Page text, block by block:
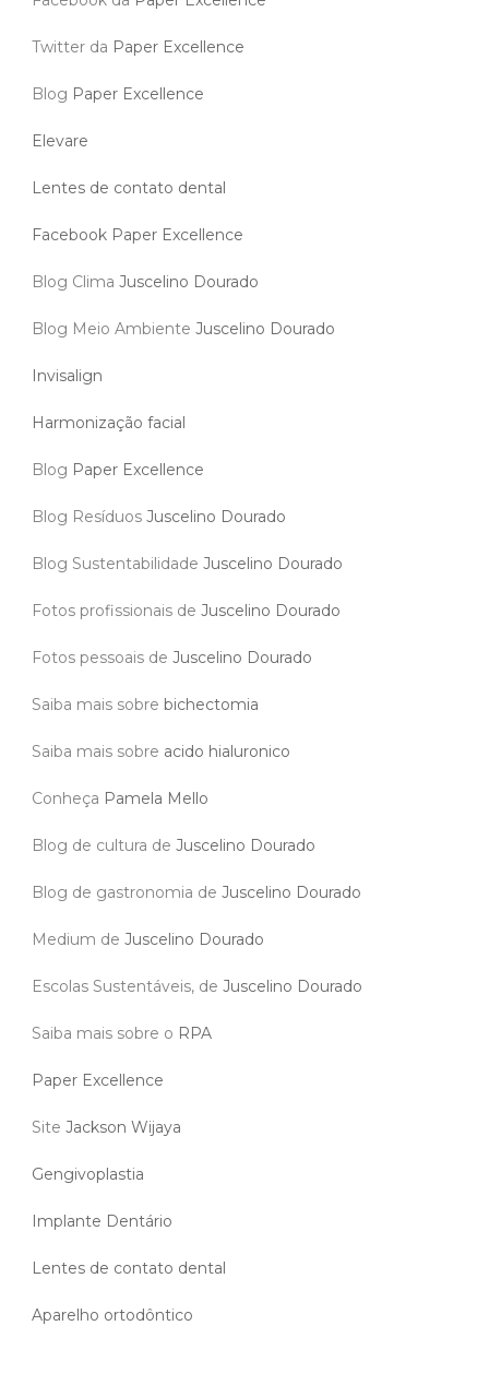
Twitter da Paper Excellence
Blog Paper Excellence
Elevare
Lentes de contato dental
Facebook Paper Excellence
Blog Clima Juscelino Dourado
Blog Meio Ambiente Juscelino Dourado
Invisalign
Harmonização facial
Blog Paper Excellence
Blog Resíduos Juscelino Dourado
Blog Sustentabilidade Juscelino Dourado
Fotos profissionais de Juscelino Dourado
Fotos pessoais de Juscelino Dourado
Saiba mais sobre bichectomia
Saiba mais sobre acido hialuronico
Conheça Pamela Mello
Blog de cultura de Juscelino Dourado
Blog de gastronomia de Juscelino Dourado
Medium de Juscelino Dourado
Escolas Sustentáveis, de Juscelino Dourado
Saiba mais sobre o RPA
Paper Excellence
Site Jackson Wijaya
Gengivoplastia
Implante Dentário
Lentes de contato dental
Aparelho ortodôntico